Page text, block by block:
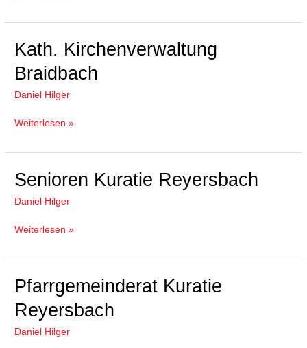
Kath. Kirchenverwaltung
Braidbach
Daniel Hilger
Kath.
Kirchenverwaltung
Braidbach
Weiterlesen »
Senioren Kuratie Reyersbach
Daniel Hilger
Senioren
Kuratie
Reyersbach
Weiterlesen »
Pfarrgemeinderat Kuratie
Reyersbach
Daniel Hilger
Pfarrgemeinderat
Kuratie
Reyersbach